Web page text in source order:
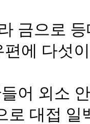
금으로
에 다섯
어 외소
로 대접 일